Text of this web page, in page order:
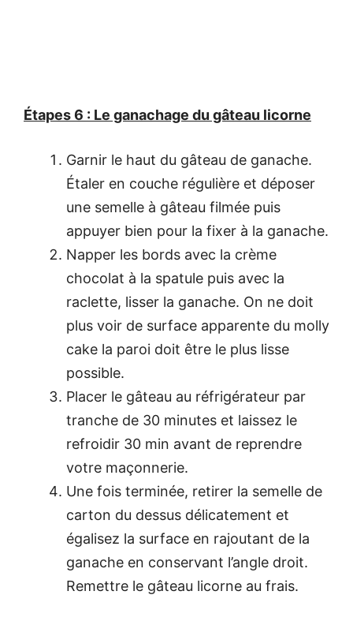
Étapes 6 : Le ganachage du gâteau licorne
Garnir le haut du gâteau de ganache.
Étaler en couche régulière et déposer
une semelle à gâteau filmée puis
appuyer bien pour la fixer à la ganache.
Napper les bords avec la crème
chocolat à la spatule puis avec la
raclette, lisser la ganache. On ne doit
plus voir de surface apparente du molly
cake la paroi doit être le plus lisse
possible.
Placer le gâteau au réfrigérateur par
tranche de 30 minutes et laissez le
refroidir 30 min avant de reprendre
votre maçonnerie.
Une fois terminée, retirer la semelle de
carton du dessus délicatement et
égalisez la surface en rajoutant de la
ganache en conservant l’angle droit.
Remettre le gâteau licorne au frais.